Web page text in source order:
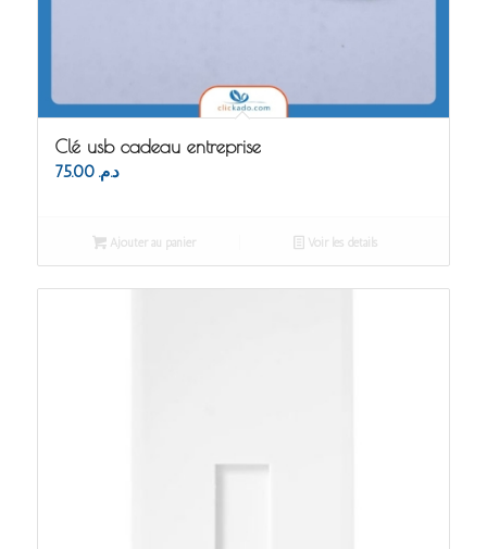
Clé usb cadeau entreprise
د.م. 75.00
Ajouter au panier Voir les détails